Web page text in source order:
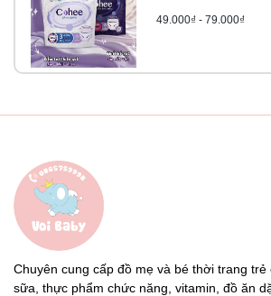
49.000₫ - 79.000₫
Chuyên cung cấp đồ mẹ và bé thời trang trẻ
sữa, thực phẩm chức năng, vitamin, đồ ăn